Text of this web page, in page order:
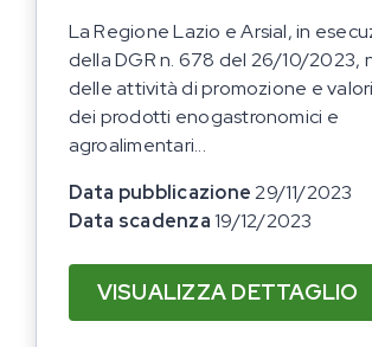
La Regione Lazio e Arsial, in
della DGR n. 678 del 26/10/2023,
delle attività di promozione e
dei prodotti enogastronomici e
agroalimentari...
Data pubblicazione29/11/2023
Data scadenza19/12/2023
VISUALIZZA DETTAGLIO